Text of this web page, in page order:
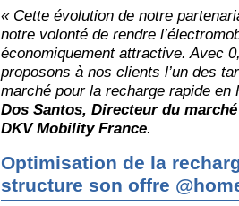
« Cette évolution de notre
notre volonté de rendre
économiquement attractive. Avec
proposons à nos clients l’un des
marché pour la recharge rapide
Dos Santos, Directeur du
DKV Mobility France.
Optimisation de la
structure son offre